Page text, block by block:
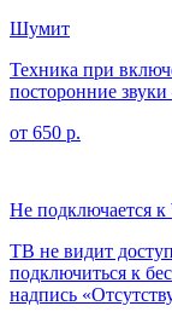
Шумит
Техника при
посторонние
от 650 р.
Не подключается к
ТВ не видит
подключиться к
надпись